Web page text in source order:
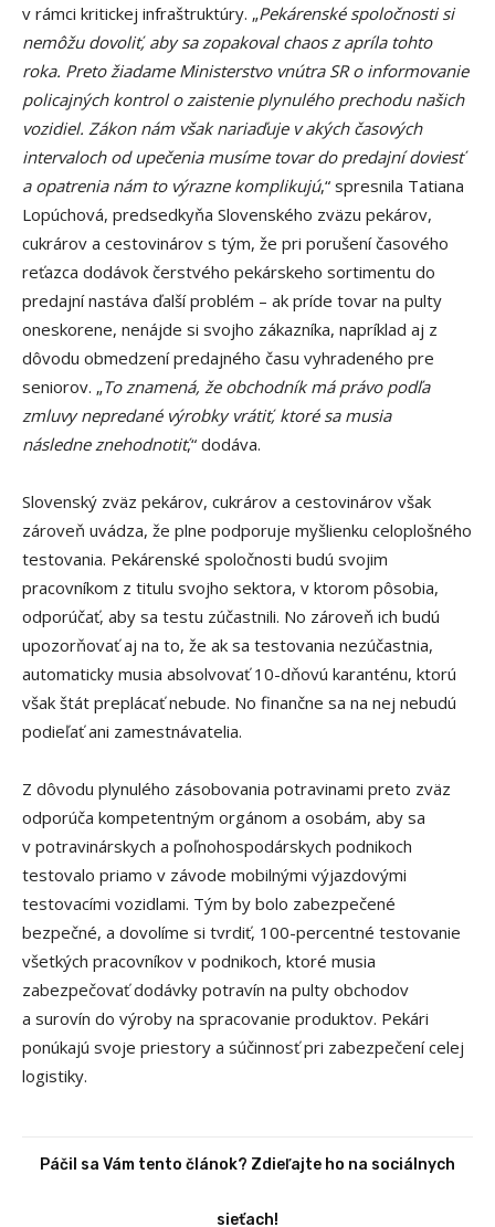
v rámci kritickej infraštruktúry. „Pekárenské spoločnosti si
nemôžu dovoliť, aby sa zopakoval chaos z apríla tohto
roka. Preto žiadame Ministerstvo vnútra SR o informovanie
policajných kontrol o zaistenie plynulého prechodu našich
vozidiel. Zákon nám však nariaďuje v akých časových
intervaloch od upečenia musíme tovar do predajní doviesť
a opatrenia nám to výrazne komplikujú,“ spresnila Tatiana
Lopúchová, predsedkyňa Slovenského zväzu pekárov,
cukrárov a cestovinárov s tým, že pri porušení časového
reťazca dodávok čerstvého pekárskeho sortimentu do
predajní nastáva ďalší problém – ak príde tovar na pulty
oneskorene, nenájde si svojho zákazníka, napríklad aj z
dôvodu obmedzení predajného času vyhradeného pre
seniorov. „To znamená, že obchodník má právo podľa
zmluvy nepredané výrobky vrátiť, ktoré sa musia
následne znehodnotiť,“ dodáva.
Slovenský zväz pekárov, cukrárov a cestovinárov však
zároveň uvádza, že plne podporuje myšlienku celoplošného
testovania. Pekárenské spoločnosti budú svojim
pracovníkom z titulu svojho sektora, v ktorom pôsobia,
odporúčať, aby sa testu zúčastnili. No zároveň ich budú
upozorňovať aj na to, že ak sa testovania nezúčastnia,
automaticky musia absolvovať 10-dňovú karanténu, ktorú
však štát preplácať nebude. No finančne sa na nej nebudú
podieľať ani zamestnávatelia.
Z dôvodu plynulého zásobovania potravinami preto zväz
odporúča kompetentným orgánom a osobám, aby sa
v potravinárskych a poľnohospodárskych podnikoch
testovalo priamo v závode mobilnými výjazdovými
testovacími vozidlami. Tým by bolo zabezpečené
bezpečné, a dovolíme si tvrdiť, 100-percentné testovanie
všetkých pracovníkov v podnikoch, ktoré musia
zabezpečovať dodávky potravín na pulty obchodov
a surovín do výroby na spracovanie produktov. Pekári
ponúkajú svoje priestory a súčinnosť pri zabezpečení celej
logistiky.
Páčil sa Vám tento článok? Zdieľajte ho na sociálnych
sieťach!